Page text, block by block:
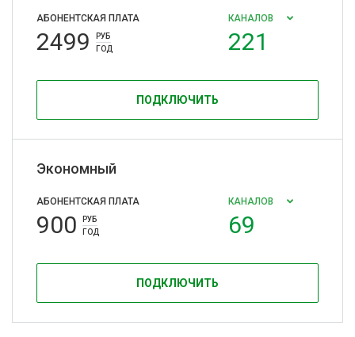
АБОНЕНТСКАЯ ПЛАТА
2499
РУБ
ГОД
КАНАЛОВ
221
ПОДКЛЮЧИТЬ
Экономный
АБОНЕНТСКАЯ ПЛАТА
900
РУБ
ГОД
КАНАЛОВ
69
ПОДКЛЮЧИТЬ